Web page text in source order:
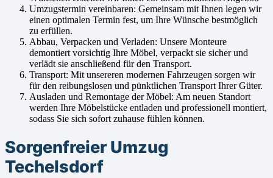
Umzugstermin vereinbaren: Gemeinsam mit Ihnen legen wir
einen optimalen Termin fest, um Ihre Wünsche bestmöglich
zu erfüllen.
Abbau, Verpacken und Verladen: Unsere Monteure
demontiert vorsichtig Ihre Möbel, verpackt sie sicher und
verlädt sie anschließend für den Transport.
Transport: Mit unsereren modernen Fahrzeugen sorgen wir
für den reibungslosen und pünktlichen Transport Ihrer Güter.
Ausladen und Remontage der Möbel: Am neuen Standort
werden Ihre Möbelstücke entladen und professionell montiert,
sodass Sie sich sofort zuhause fühlen können.
Sorgenfreier Umzug
Techelsdorf